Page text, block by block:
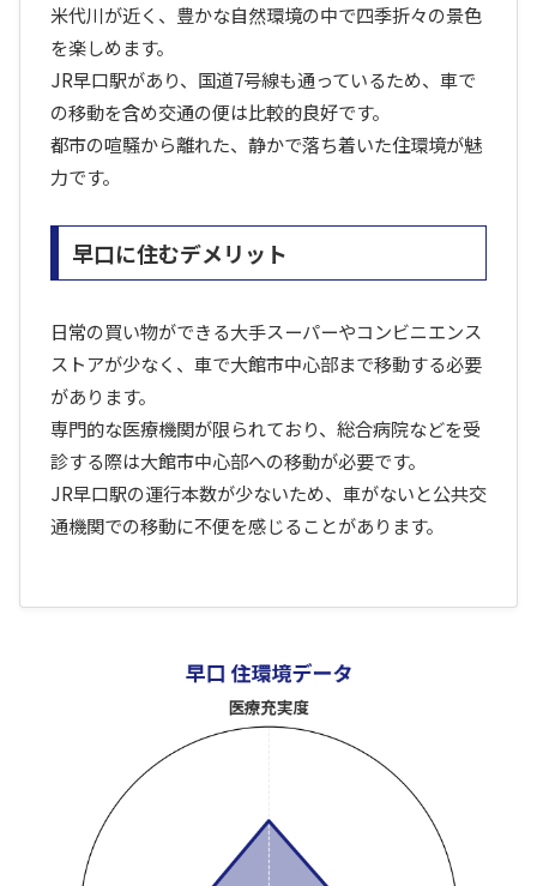
米代川が近く、豊かな自然環境の中で四季折々の景色
を楽しめます。
JR早口駅があり、国道7号線も通っているため、車で
の移動を含め交通の便は比較的良好です。
都市の喧騒から離れた、静かで落ち着いた住環境が魅
力です。
早口に住むデメリット
日常の買い物ができる大手スーパーやコンビニエンス
ストアが少なく、車で大館市中心部まで移動する必要
があります。
専門的な医療機関が限られており、総合病院などを受
診する際は大館市中心部への移動が必要です。
JR早口駅の運行本数が少ないため、車がないと公共交
通機関での移動に不便を感じることがあります。